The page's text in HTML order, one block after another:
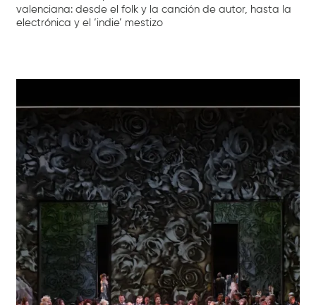
valenciana: desde el folk y la canción de autor, hasta la
electrónica y el ‘indie’ mestizo